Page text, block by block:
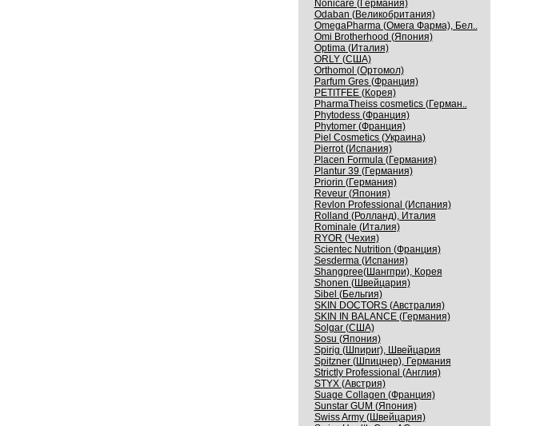
Nonicare (Германия)
Odaban (Великобритания)
OmegaPharma (Омега Фарма), Бел..
Omi Brotherhood (Япония)
Optima (Италия)
ORLY (США)
Orthomol (Ортомол)
Parfum Gres (Франция)
PETITFEE (Корея)
PharmaTheiss cosmetics (Герман..
Phytodess (Франция)
Phytomer (Франция)
Piel Cosmetics (Украина)
Pierrot (Испания)
Placen Formula (Германия)
Plantur 39 (Германия)
Priorin (Германия)
Reveur (Япония)
Revlon Professional (Испания)
Rolland (Ролланд), Италия
Rominale (Италия)
RYOR (Чехия)
Scientec Nutrition (Франция)
Sesderma (Испания)
Shangpree(Шангпри), Корея
Shonen (Швейцария)
Sibel (Бельгия)
SKIN DOCTORS (Австралия)
SKIN IN BALANCE (Германия)
Solgar (США)
Sosu (Япония)
Spirig (Шпириг), Швейцария
Spitzner (Шпицнер), Германия
Strictly Professional (Англия)
STYX (Австрия)
Suage Collagen (Франция)
Sunstar GUM (Япония)
Swiss Army (Швейцария)